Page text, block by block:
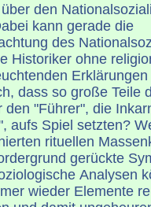
den
kann gerade die
des
Historiker ohne
dass so große Teile
"Führer", die
aufs Spiel setzten?
rituellen
gerückte
Analysen
wieder Elemente